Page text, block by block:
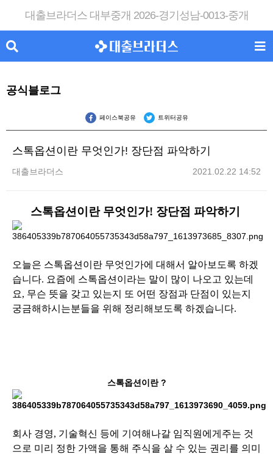
대출브라더스 대부중개 2026-경기성남-0013-중개
공식블로그
페이스북공유 트위터공유
스톡옵션이란 무엇인가! 장단점 파악하기
대출브라더스 2021.02.22 14:52
스톡옵션이란 무엇인가! 장단점 파악하기
오늘은 스톡옵션이란 무엇인가에 대해서 알아보도록 하겠
습니다. 요즘에 스톡옵션이라는 말이 많이 나오고 있는데
요, 무슨 뜻을 갖고 있는지 또 어떤 장점과 단점이 있는지
궁금해하시는분들을 위해 정리해보도록 하겠습니다.
스톡옵션이란 ?
회사 경영, 기술혁신 등에 기여해나갈 임직원에게주는 것
으로 미리 정한 가액을 통해 주식을 살 수 있는 권리를 의미